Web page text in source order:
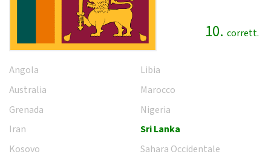
10. corrett.
Angola
Australia
Grenada
Iran
Kosovo
Libia
Marocco
Nigeria
Sri Lanka
Sahara Occidentale